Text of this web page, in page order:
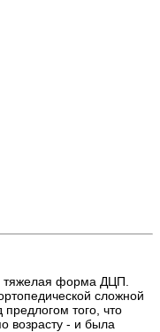
тяжелая форма ДЦП.
сложной
того, что
возрасту - и была